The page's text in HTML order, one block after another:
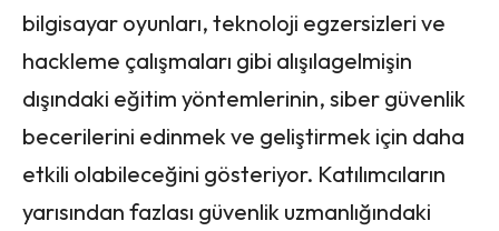
bilgisayar oyunları, teknoloji egzersizleri ve
hackleme çalışmaları gibi alışılagelmişin
dışındaki eğitim yöntemlerinin, siber güvenlik
becerilerini edinmek ve geliştirmek için daha
etkili olabileceğini gösteriyor. Katılımcıların
yarısından fazlası güvenlik uzmanlığındaki